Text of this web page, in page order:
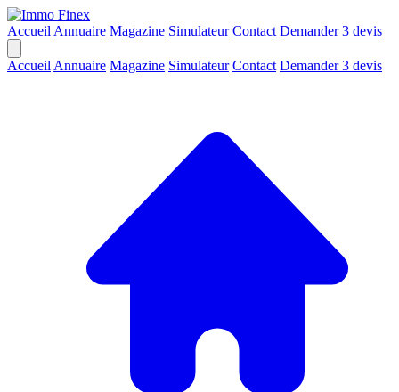
Accueil Annuaire Magazine Simulateur Contact Demander 3 devis
Accueil Annuaire Magazine Simulateur Contact Demander 3 devis